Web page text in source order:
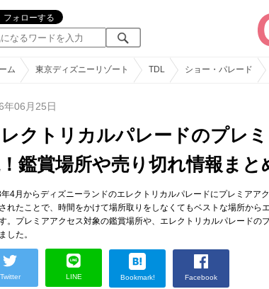
ム 東京ディズニーリゾート TDL ショー・パレード
年06月25日
クトリカルパレードのプレ
鑑賞場所や売り切れ情報まと
4月からディズニーランドのエレクトリカルパレードにプレミアア
れたことで、時間をかけて場所取りをしなくてもベストな場所から
。プレミアアクセス対象の鑑賞場所や、エレクトリカルパレードの
した。
Twitter LINE Bookmark! Facebook